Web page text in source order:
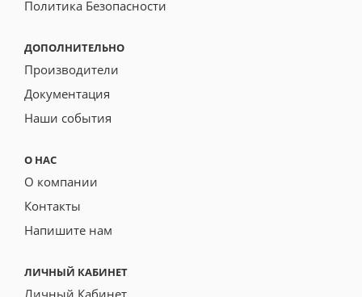
Политика Безопасности
ДОПОЛНИТЕЛЬНО
Производители
Документация
Наши события
О НАС
О компании
Контакты
Напишите нам
ЛИЧНЫЙ КАБИНЕТ
Личный Кабинет